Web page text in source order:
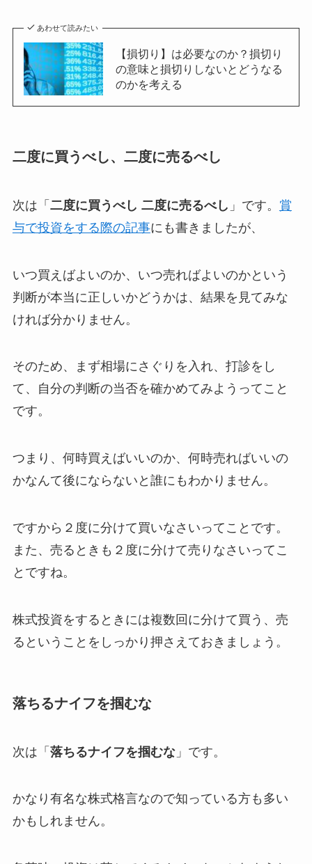
あわせて読みたい
【損切り】は必要なのか？損切り
の意味と損切りしないとどうなる
のかを考える
二度に買うべし、二度に売るべし
次は「 二度に買うべし 二度に売るべし 」です。 賞
与で投資をする際の記事にも書きましたが、
いつ買えばよいのか、いつ売ればよいのかという
判断が本当に正しいかどうかは、結果を見てみな
ければ分かりません。
そのため、まず相場にさぐりを入れ、打診をし
て、自分の判断の当否を確かめてみようってこと
です。
つまり、何時買えばいいのか、何時売ればいいの
かなんて後にならないと誰にもわかりません。
ですから２度に分けて買いなさいってことです。
また、売るときも２度に分けて売りなさいってこ
とですね。
株式投資をするときには複数回に分けて買う、売
る ということをしっかり押さえておきましょう。
落ちるナイフを掴むな
次は「 落ちるナイフを掴むな」です。
かなり有名な株式格言なので知っている方も多い
かもしれません。